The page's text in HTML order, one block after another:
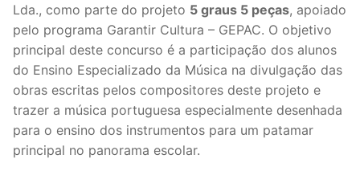
Flauta
Oboé
Clarinete
Fagote
Saxofone
Metais
Trompa
Trompete
Trombone
Eufónio
Cordas
Cordas
Violino
Viola
Violoncelo
Teclas
Teclas
Piano
Acordeão
Percussão
Voz
Voz
Música de Câmara
BAM
Acessórios
Autores
Projetos
Projetos
36 semanas 36 estudos
5 graus 5 peças
Newsletter
Contactos
Lda., como parte do projeto 5 graus 5 peças, apoiado
pelo programa Garantir Cultura – GEPAC. O objetivo
principal deste concurso é a participação dos alunos
do Ensino Especializado da Música na divulgação das
obras escritas pelos compositores deste projeto e
trazer a música portuguesa especialmente desenhada
para o ensino dos instrumentos para um patamar
principal no panorama escolar.